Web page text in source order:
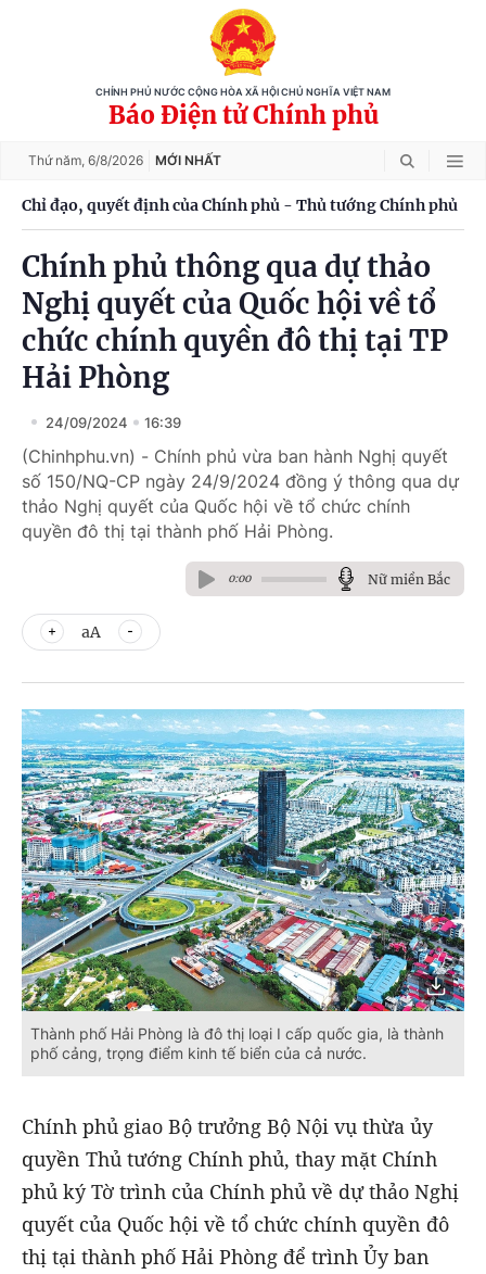
CHÍNH PHỦ NƯỚC CỘNG HÒA XÃ HỘI CHỦ NGHĨA VIỆT NAM
Báo Điện tử Chính phủ
Thứ năm, 6/8/2026 MỚI NHẤT
Chỉ đạo, quyết định của Chính phủ - Thủ tướng Chính phủ
Chính phủ thông qua dự thảo
Nghị quyết của Quốc hội về tổ
chức chính quyền đô thị tại TP
Hải Phòng
24/09/2024 16:39
(Chinhphu.vn) - Chính phủ vừa ban hành Nghị quyết
số 150/NQ-CP ngày 24/9/2024 đồng ý thông qua dự
thảo Nghị quyết của Quốc hội về tổ chức chính
quyền đô thị tại thành phố Hải Phòng.
0:00 Nữ miền Bắc
aA
Thành phố Hải Phòng là đô thị loại I cấp quốc gia, là thành
phố cảng, trọng điểm kinh tế biển của cả nước.
Chính phủ giao Bộ trưởng Bộ Nội vụ thừa ủy
quyền Thủ tướng Chính phủ, thay mặt Chính
phủ ký Tờ trình của Chính phủ về dự thảo Nghị
quyết của Quốc hội về tổ chức chính quyền đô
thị tại thành phố Hải Phòng để trình Ủy ban